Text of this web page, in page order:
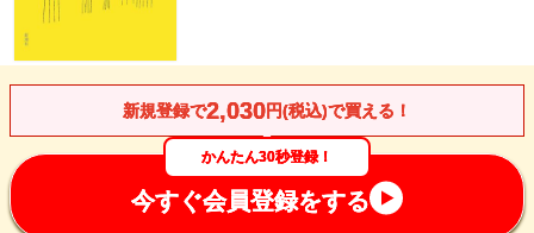
新規登録で2,030円(税込)で買える！
かんたん30秒登録！
今すぐ会員登録をする